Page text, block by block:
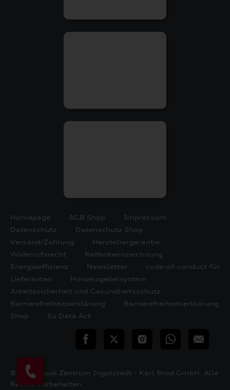
Homepage AGB Shop
Impressum
Datenschutz
Datenschutz Shop
Versand/Zahlung
Herstellergarantie
Widerrufsrecht
Reifenkennzeichnung
Energieeffizienz
Newsletter
code-of-conduct für
Lieferanten
Hinweisgebersystem
Arbeitssicherheit und Gesundheitsschutz
Barrierefreiheitserklärung
Barrierefreiheitserklärung
Shop
Eu Data Act
teilen Twitter InstagramWhatsApp
E-
© 2026 Audi Zentrum Ingolstadt - Karl Brod GmbH. Alle
Rechte vorbehalten